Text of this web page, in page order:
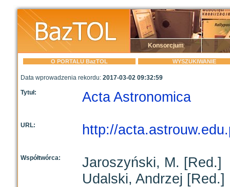
Konsorcjum
O PORTALU BazTOL WYSZUKIWANIE
Data wprowadzenia rekordu: 2017-03-02 09:32:59
Tytuł: Acta Astronomica
URL: http://
Współtwórca:
Jaroszyński, M. [Red.]
Udalski, Andrzej [Red.]